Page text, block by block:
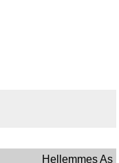
Hellemmes As